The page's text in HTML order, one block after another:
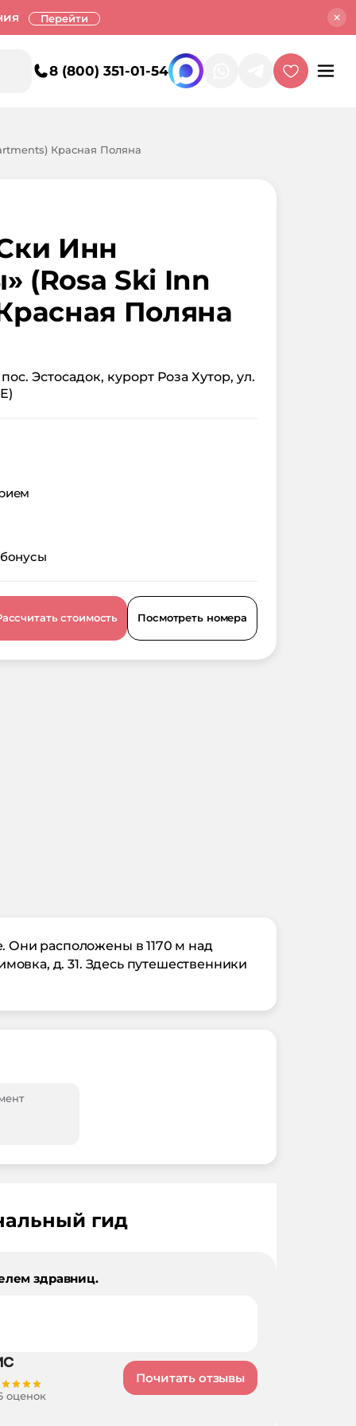
Перейти
8 (800) 351-01-54
Красная Поляна
Инн
(Rosa Ski Inn
Поляна
Эстосадок, курорт Роза Хутор, ул.
стоимость Посмотреть номера
Они расположены в 1170 м над
д. 31. Здесь путешественники
гид
здравниц.
оценок
Почитать отзывы